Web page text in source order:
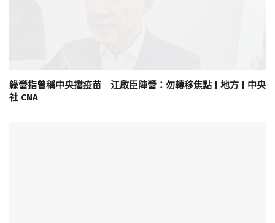
綠營指曾稱中央擋疫苗 江啟臣陣營：勿轉移焦點 | 地方 | 中央
社 CNA